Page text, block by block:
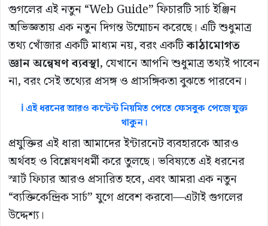
গুগলের এই নতুন “Web Guide” ফিচারটি সার্চ ইঞ্জিন
অভিজ্ঞতায় এক নতুন দিগন্ত উন্মোচন করেছে। এটি শুধুমাত্র
তথ্য খোঁজার একটি মাধ্যম নয়, বরং একটিকাঠামোগত
জ্ঞান অন্বেষণ ব্যবস্থা, যেখানে আপনি শুধুমাত্র তথ্যই পাবেন
না, বরং সেই তথ্যের প্রসঙ্গ ও প্রাসঙ্গিকতা বুঝতে পারবেন।
ℹ️ এই ধরনের আরও কন্টেন্ট নিয়মিত পেতে ফেসবুক পেজে যুক্ত
থাকুন।
প্রযুক্তির এই ধারা আমাদের ইন্টারনেট ব্যবহারকে আরও
অর্থবহ ও বিশ্লেষণধর্মী করে তুলছে। ভবিষ্যতে এই ধরনের
স্মার্ট ফিচার আরও প্রসারিত হবে, এবং আমরা এক নতুন
“ব্যক্তিকেন্দ্রিক সার্চ” যুগে প্রবেশ করবো—এটাই গুগলের
উদ্দেশ্য।